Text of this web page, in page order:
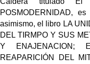
POSMODERNIDAD,
asimismo, el libro LA
DEL TIRMPO Y SUS
Y
REAPARICIÓN DEL